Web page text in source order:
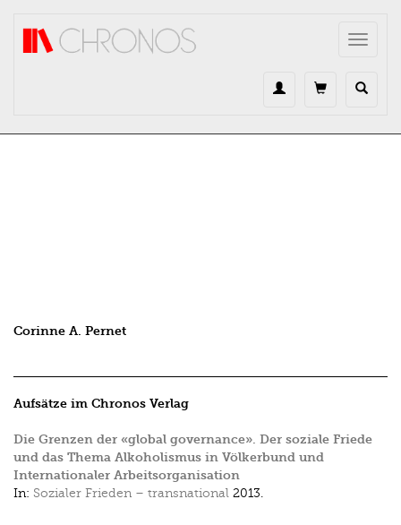
Toggle
Corinne A. Pernet
Aufsätze im Chronos Verlag
Die Grenzen der «global governance». Der soziale Friede
und das Thema Alkoholismus in Völkerbund und
Internationaler Arbeitsorganisation
In: Sozialer Frieden – transnational 2013.